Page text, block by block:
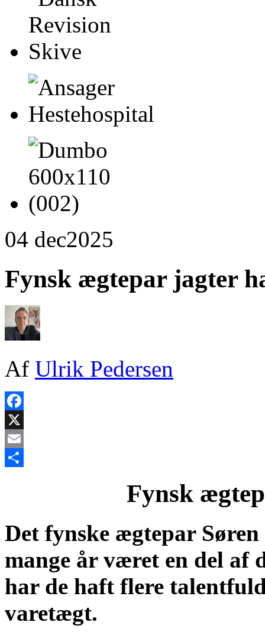
04 dec2025
Fynsk ægtepar jagter
Af Ulrik Pedersen
Facebook
X
Email
Fynsk
Det fynske ægtepar
mange år været en del af
har de haft flere
varetægt.